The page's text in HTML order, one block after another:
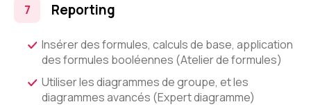
Reporting
Insérer des formules, calculs de base, application
des formules booléennes (Atelier de formules)
Utiliser les diagrammes de groupe, et les
diagrammes avancés (Expert diagramme)